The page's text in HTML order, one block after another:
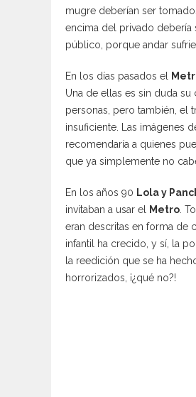
mugre deberían ser
encima del privado debería
público, porque andar
En los días pasados el
Una de ellas es sin duda
personas, pero también, el
insuficiente. Las imágenes
recomendaría a quienes
que ya simplemente no
En los años 90 Lola y
invitaban a usar el
Metro .
eran descritas en forma de
infantil ha crecido, y sí, la
la reedición que se ha
horrorizados, ¡¿qué no?!